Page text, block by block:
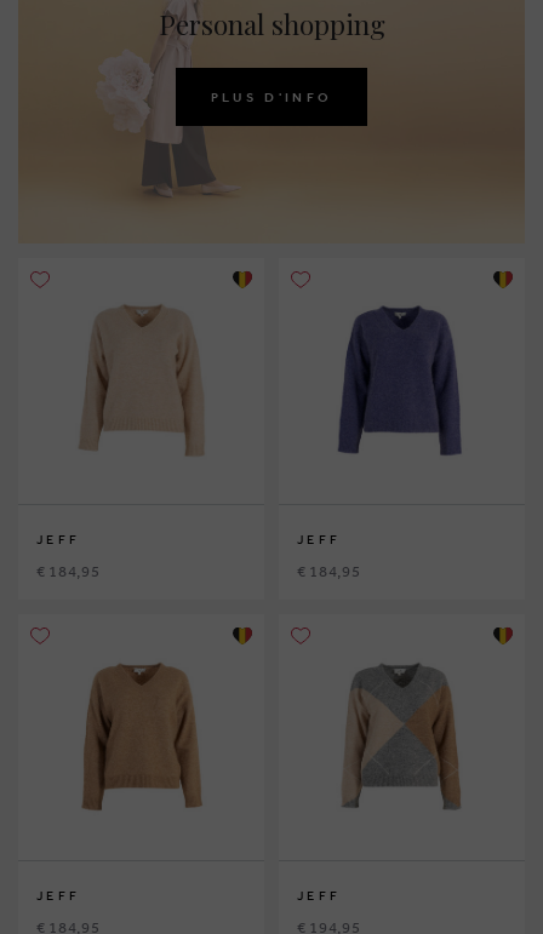
Personal shopping
PLUS D'INFO
JEFF
€ 184,95
JEFF
€ 184,95
JEFF
€ 184,95
JEFF
€ 194,95